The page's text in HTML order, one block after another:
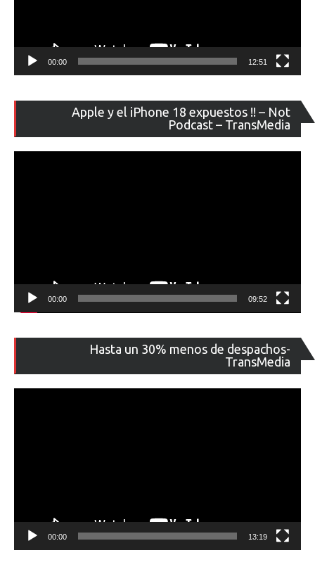
00:00 12:51
Apple y el iPhone 18 expuestos !! – Not
Podcast – TransMedia
de
00:00 09:52
Hasta un 30% menos de despachos-
TransMedia
de
00:00 13:19